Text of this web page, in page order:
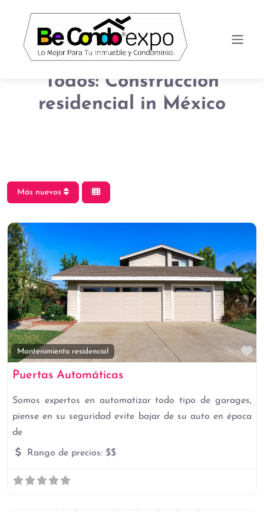
Todos: Construcción
residencial in México
Más nuevos
Mantenimiento residencial
Puertas Automáticas
Somos expertos en automatizar todo tipo de garages,
piense en su seguridad evite bajar de su auto en época
de
Rango de precios: $$